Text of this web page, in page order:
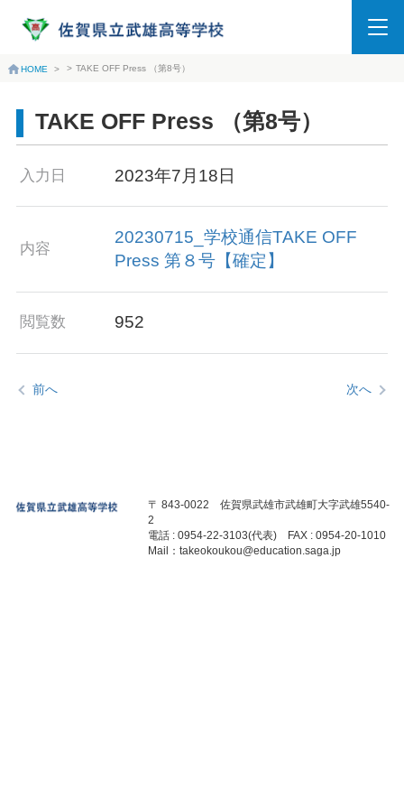
HOME > > TAKE OFF Press （第8号）
TAKE OFF Press （第8号）
入力日 2023年7月18日
内容
20230715_学校通信TAKE OFF
Press 第８号【確定】
閲覧数 952
前へ 次へ
〒 843-0022 佐賀県武雄市武雄町大字武雄5540-
2
電話 : 0954-22-3103(代表) FAX : 0954-20-1010
Mail：takeokoukou@education.saga.jp